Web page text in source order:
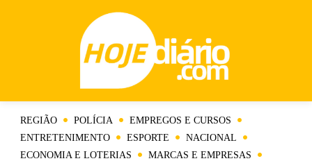
REGIÃO POLÍCIA
EMPREGOS E CURSOS
ENTRETENIMENTO
ESPORTE
NACIONAL
ECONOMIA E LOTERIAS
MARCAS E EMPRESAS